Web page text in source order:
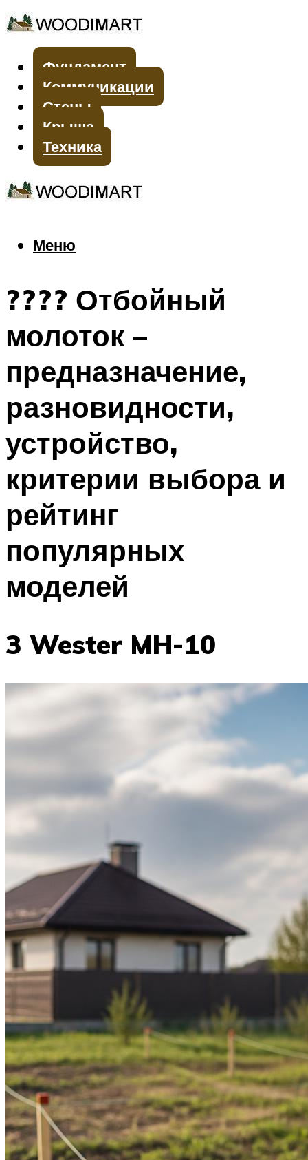
Фундамент
Коммуникации
Стены
Крыша
Техника
Меню
Меню
???? Отбойный
молоток –
предназначение,
разновидности,
устройство,
критерии выбора и
рейтинг
популярных
моделей
3 Wester MH-10